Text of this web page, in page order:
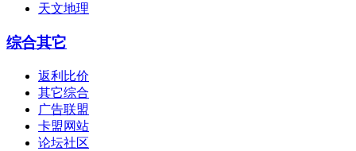
天文地理
综合其它
返利比价
其它综合
广告联盟
卡盟网站
论坛社区